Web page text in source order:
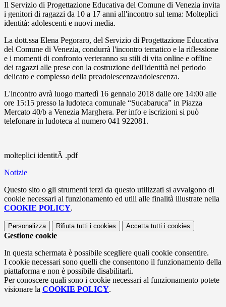
Il Servizio di Progettazione Educativa del Comune di Venezia invita
i genitori di ragazzi da 10 a 17 anni all'incontro sul tema: Molteplici
identità: adolescenti e nuovi media.
La dott.ssa Elena Pegoraro, del Servizio di Progettazione Educativa
del Comune di Venezia, condurrà l'incontro tematico e la riflessione
e i momenti di confronto verteranno su stili di vita online e offline
dei ragazzi alle prese con la costruzione dell'identità nel periodo
delicato e complesso della preadolescenza/adolescenza.
L'incontro avrà luogo martedì 16 gennaio 2018 dalle ore 14:00 alle
ore 15:15 presso la ludoteca comunale “Sucabaruca” in Piazza
Mercato 40/b a Venezia Marghera. Per info e iscrizioni si può
telefonare in ludoteca al numero 041 922081.
molteplici identitÃ .pdf
Notizie
Questo sito o gli strumenti terzi da questo utilizzati si avvalgono di
cookie necessari al funzionamento ed utili alle finalità illustrate nella
COOKIE POLICY.
Personalizza Rifiuta tutti i cookies Accetta tutti i cookies
Gestione cookie
In questa schermata è possibile scegliere quali cookie consentire.
I cookie necessari sono quelli che consentono il funzionamento della
piattaforma e non è possibile disabilitarli.
Per conoscere quali sono i cookie necessari al funzionamento potete
visionare la COOKIE POLICY.